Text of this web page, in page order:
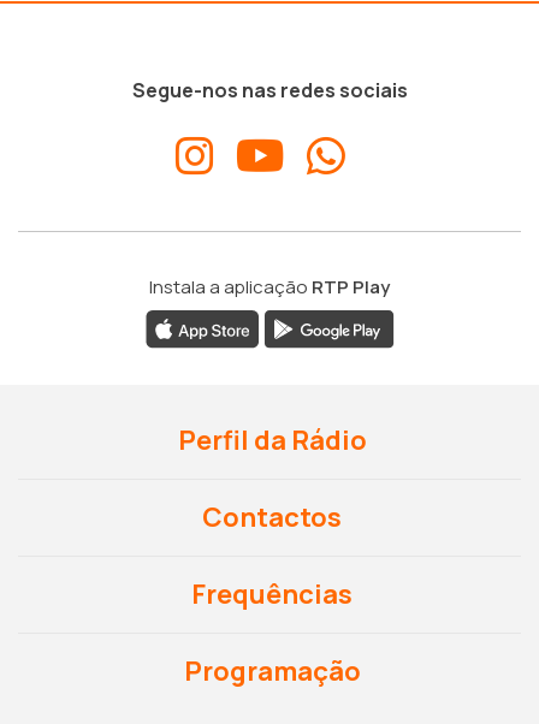
Segue-nos nas redes sociais
Instala a aplicação RTP Play
Perfil da Rádio
Contactos
Frequências
Programação